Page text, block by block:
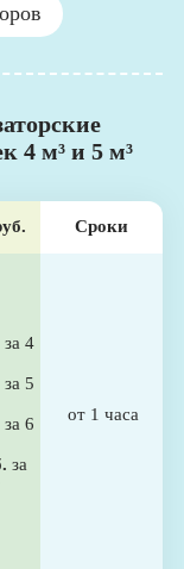
4 м³ и 5 м³
Сроки
за 4
за 5
за 6
за
от 1 часа